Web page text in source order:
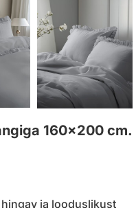
160×200 cm.
ja looduslikust